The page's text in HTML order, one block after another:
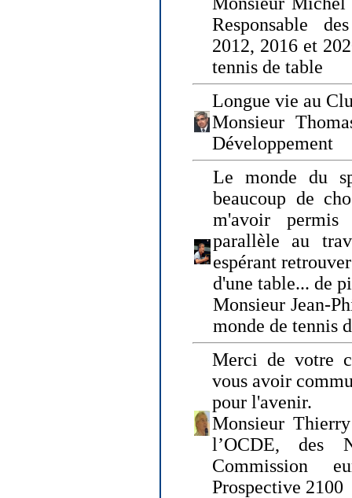
Responsable
2012, 2016 et
tennis de table
Longue vie au
Monsieur
Développement
Le monde du
beaucoup de
m'avoir
parallèle au
espérant
d'une table... de
Monsieur Jean-
monde de tennis
Merci de votre
vous avoir
pour l'avenir.
Monsieur
l’OCDE, des
Commission
Prospective 2100